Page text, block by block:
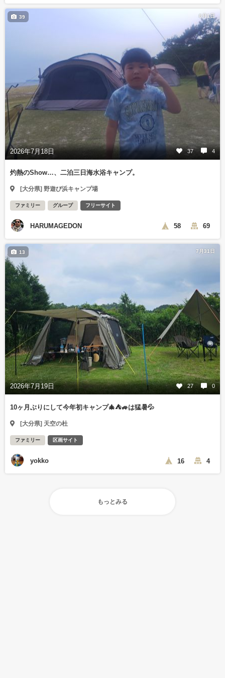
8月1日
2026年7月18日 37 4
39
灼熱のShow…、二泊三日海水浴キャンプ。
[大分県] 野遊び浜キャンプ場
ファミリー グループ フリーサイト
HARUMAGEDON 58 69
7月31日
2026年7月19日 27 0
13
10ヶ月ぶりにして今年初キャンプ🎄⛺🚙は猛暑💦
[大分県] 天空の杜
ファミリー 区画サイト
yokko 16 4
もっとみる